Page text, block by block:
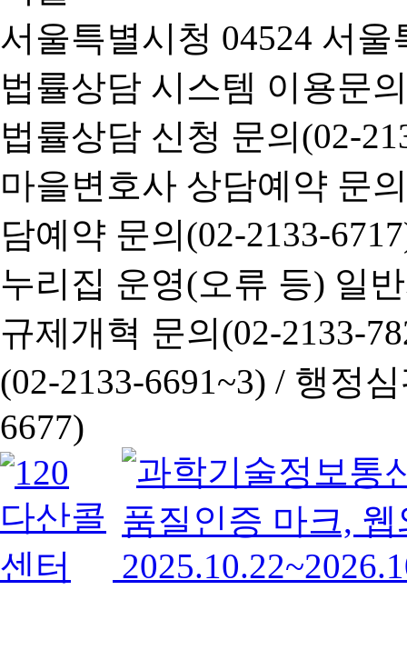
서울특별시청 04524 서
법률상담 시스템 이용문
법률상담 신청 문의(02-
마을변호사 상담예약 문
담예약 문의(02-2133-
누리집 운영(오류 등) 일
규제개혁 문의(02-2133-
(02-2133-6691~3) / 행정심
6677)